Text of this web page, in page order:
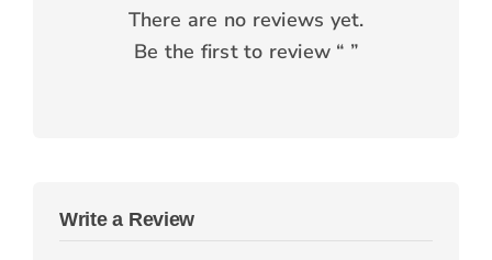
There are no reviews yet.
Be the first to review “ ”
Write a Review